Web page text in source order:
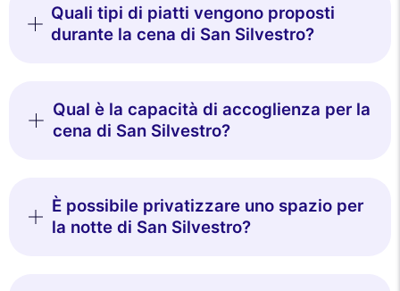
Quali tipi di piatti vengono proposti
durante la cena di San Silvestro?
Qual è la capacità di accoglienza per la
cena di San Silvestro?
È possibile privatizzare uno spazio per
la notte di San Silvestro?